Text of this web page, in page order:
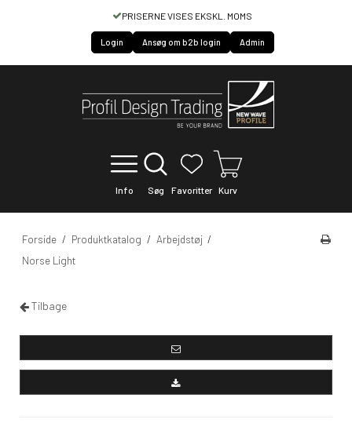
HURTIG SERVICE OF
Login Ansøg om b2b login Admin
Info Søg Favoritter Kurv
Forside / Produktkatalog / Arbejdstøj /
Norse Light
Tilbage